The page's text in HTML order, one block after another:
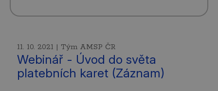
11. 10. 2021 | Tým AMSP ČR
Webinář - Úvod do světa
platebních karet (Záznam)